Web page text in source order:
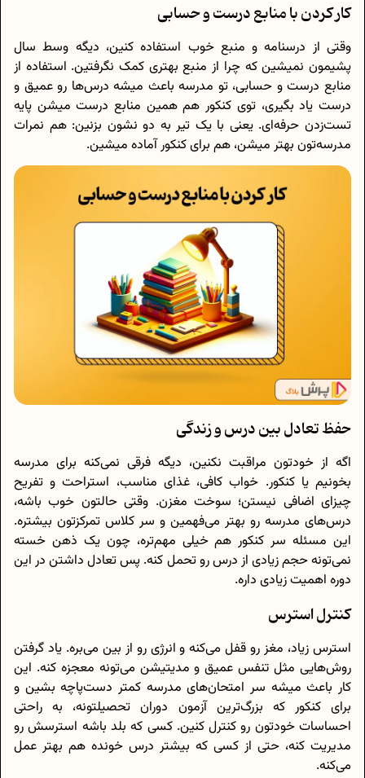
کار کردن با منابع درست و حسابی
وقتی از درسنامه و منبع خوب استفاده کنین، دیگه وسط سال
پشیمون نمیشین که چرا از منبع بهتری کمک نگرفتین. استفاده از
منابع درست و حسابی، تو مدرسه باعث میشه درس‌ها رو عمیق و
درست یاد بگیری، توی کنکور هم همین منابع درست میشن پایه
تست‌زدن حرفه‌ای. یعنی با یک تیر به دو نشون بزنین: هم نمرات
مدرسه‌تون بهتر میشن، هم برای کنکور آماده میشین.
حفظ تعادل بین درس و زندگی
اگه از خودتون مراقبت نکنین، دیگه فرقی نمی‌کنه برای مدرسه
بخونیم یا کنکور. خواب کافی، غذای مناسب، استراحت و تفریح
چیزای اضافی نیستن؛ سوخت مغزن. وقتی حالتون خوب باشه،
درس‌های مدرسه رو بهتر می‌فهمین و سر کلاس تمرکزتون بیشتره.
این مسئله سر کنکور هم خیلی مهم‌تره، چون یک ذهن خسته
نمی‌تونه حجم زیادی از درس رو تحمل کنه. پس تعادل داشتن در این
دوره اهمیت زیادی داره.
کنترل استرس
استرس زیاد، مغز رو قفل می‌کنه و انرژی رو از بین می‌بره. یاد گرفتن
روش‌هایی مثل تنفس عمیق و مدیتیشن می‌تونه معجزه کنه. این
کار باعث میشه سر امتحان‌های مدرسه کمتر دست‌پاچه بشین و
برای کنکور که بزرگ‌ترین آزمون دوران تحصیلتونه، به راحتی
احساسات خودتون رو کنترل کنین. کسی که بلد باشه استرسش رو
مدیریت کنه، حتی از کسی که بیشتر درس خونده هم بهتر عمل
می‌کنه.